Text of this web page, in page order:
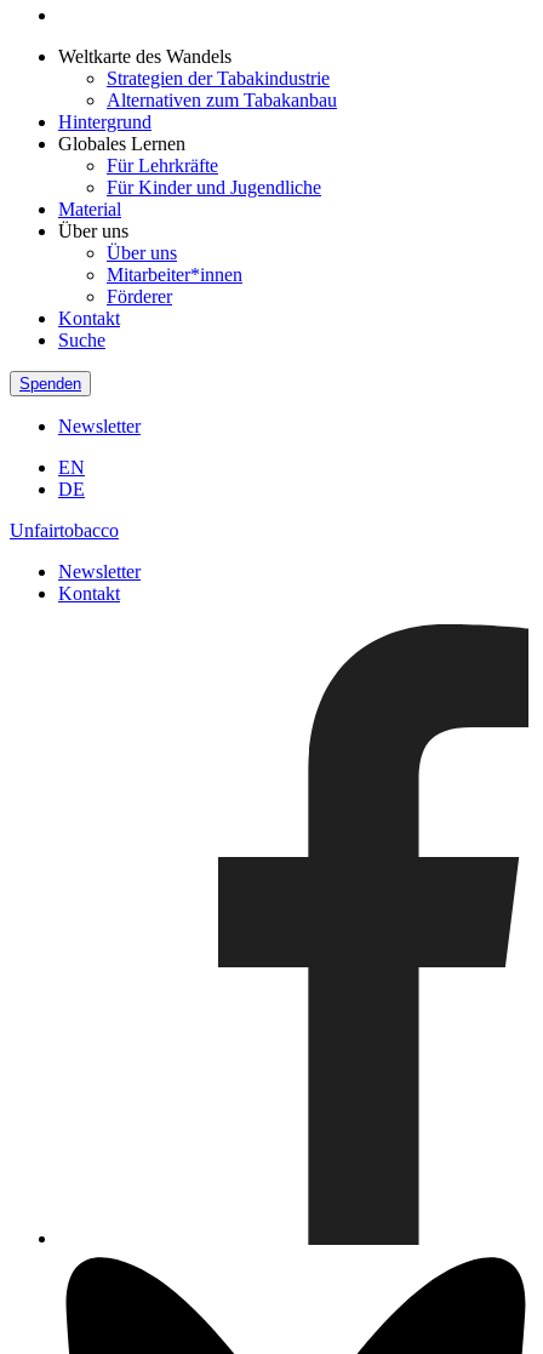
Weltkarte des Wandels
Strategien der Tabakindustrie
Alternativen zum Tabakanbau
Hintergrund
Globales Lernen
Für Lehrkräfte
Für Kinder und Jugendliche
Material
Über uns
Über uns
Mitarbeiter*innen
Förderer
Kontakt
Suche
Spenden
Newsletter
EN
DE
Unfairtobacco
Newsletter
Kontakt